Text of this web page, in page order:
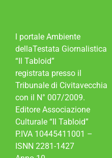
l portale Ambiente
dellaTestata Giornalistica
“Il Tabloid”
registrata presso il
Tribunale di Civitavecchia
con il N° 007/2009.
Editore Associazione
Culturale “Il Tabloid”
P.IVA 10445411001 –
ISNN 2281-1427